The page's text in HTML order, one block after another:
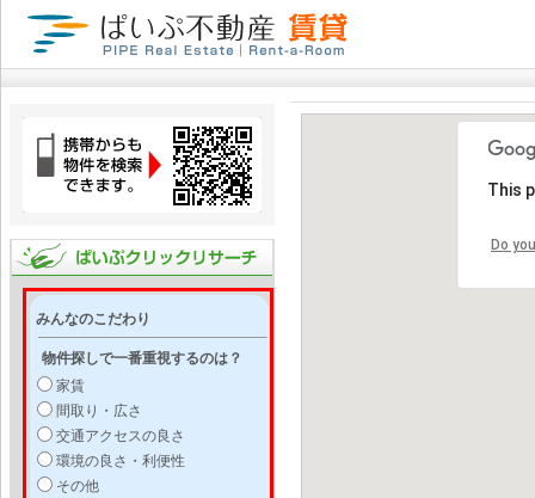
みんなのこだわり
物件探しで一番重視するのは？
家賃
間取り・広さ
交通アクセスの良さ
環境の良さ・利便性
その他
This
Do